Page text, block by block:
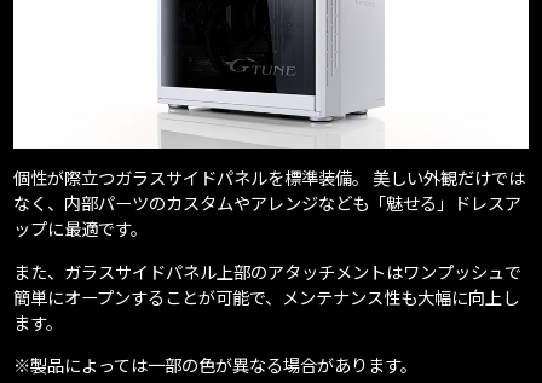
個性が際立つガラスサイドパネルを標準装備。 美しい外観だけでは
なく、内部パーツのカスタムやアレンジなども「魅せる」ドレスア
ップに最適です。
また、ガラスサイドパネル上部のアタッチメントはワンプッシュで
簡単にオープンすることが可能で、メンテナンス性も大幅に向上し
ます。
※製品によっては一部の色が異なる場合があります。